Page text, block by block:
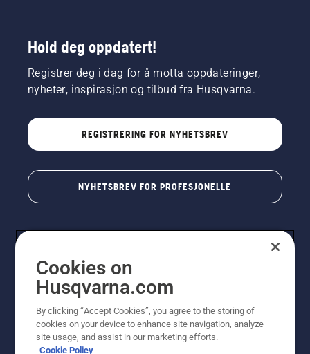
Hold deg oppdatert!
Registrer deg i dag for å motta oppdateringer,
nyheter, inspirasjon og tilbud fra Husqvarna.
REGISTRERING FOR NYHETSBREV
NYHETSBREV FOR PROFESJONELLE
© Husqvarna AB (utgiver). Med enerett. Angitte priser
er veiledende priser. Alle oppgitte priser er veiledende
Cookies on
Husqvarna.com
By clicking “Accept Cookies”, you agree to the storing of
cookies on your device to enhance site navigation, analyze
site usage, and assist in our marketing efforts.
Cookie Policy